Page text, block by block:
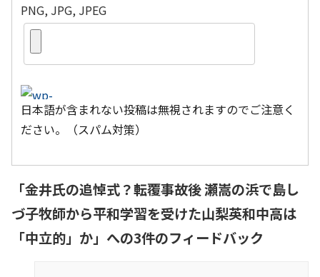
PNG, JPG, JPEG
日本語が含まれない投稿は無視されますのでご注意く
ださい。（スパム対策）
「金井氏の追悼式？転覆事故後 瀬嵩の浜で島し
づ子牧師から平和学習を受けた山梨英和中高は
「中立的」か」への3件のフィードバック